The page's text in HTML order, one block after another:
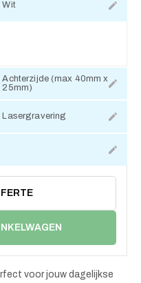
Wit
Achterzijde (max 40mm x
25mm)
Lasergravering
voor jouw dagelijkse